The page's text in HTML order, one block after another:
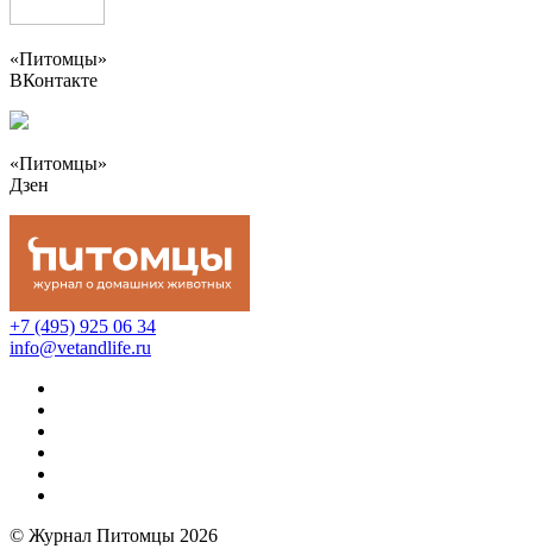
«Питомцы»
ВКонтакте
«Питомцы»
Дзен
+7 (495) 925 06 34
info@vetandlife.ru
© Журнал Питомцы 2026